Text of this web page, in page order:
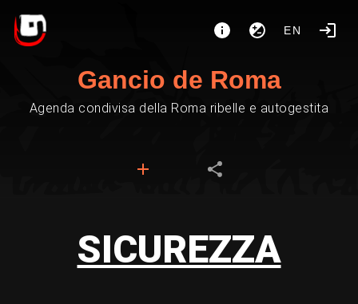
EN
Gancio de Roma
Agenda condivisa della Roma ribelle e autogestita
SICUREZZA